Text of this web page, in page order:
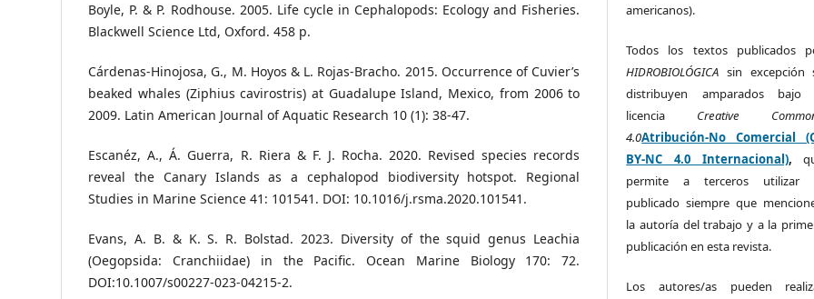
Boyle, P. & P. Rodhouse. 2005. Life cycle in Cephalopods: Ecology and Fisheries.
Blackwell Science Ltd, Oxford. 458 p.
Cárdenas-Hinojosa, G., M. Hoyos & L. Rojas-Bracho. 2015. Occurrence of Cuvier’s
beaked whales (Ziphius cavirostris) at Guadalupe Island, Mexico, from 2006 to
2009. Latin American Journal of Aquatic Research 10 (1): 38-47.
Escanéz, A., Á. Guerra, R. Riera & F. J. Rocha. 2020. Revised species records
reveal the Canary Islands as a cephalopod biodiversity hotspot. Regional
Studies in Marine Science 41: 101541. DOI: 10.1016/j.rsma.2020.101541.
Evans, A. B. & K. S. R. Bolstad. 2023. Diversity of the squid genus Leachia
(Oegopsida: Cranchiidae) in the Pacific. Ocean Marine Biology 170: 72.
DOI:10.1007/s00227-023-04215-2.
americanos).
Todos los textos publicados
HIDROBIOLÓGICA sin excepción
distribuyen amparados bajo
licencia Creative
4.0Atribución-No Comercial
BY-NC 4.0 Internacional),
permite a terceros utilizar
publicado siempre que
la autoría del trabajo y a la
publicación en esta revista.
Los autores/as pueden